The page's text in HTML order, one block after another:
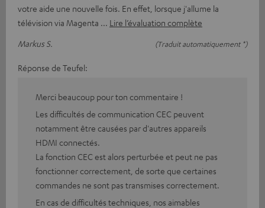
votre aide une nouvelle fois. En effet, lorsque j'allume la
télévision via Magenta
Lire l’évaluation complète
Markus S.
(Traduit automatiquement *)
Réponse de Teufel:
Merci beaucoup pour ton commentaire !
Les difficultés de communication CEC peuvent
notamment être causées par d'autres appareils
HDMI connectés.
La fonction CEC est alors perturbée et peut ne pas
fonctionner correctement, de sorte que certaines
commandes ne sont pas transmises correctement.
En cas de difficultés techniques, nos aimables